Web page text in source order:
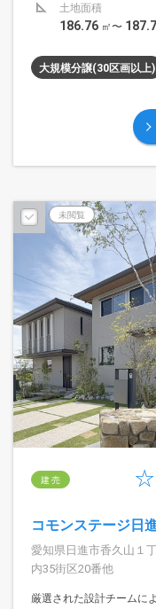
土地面積
186.76 ㎡〜
大規模分譲(30区画以上)
未閲覧
建 売
コモンステージ日
愛知県日進市香久山１
内35街区20番他
厳選された設計チームに